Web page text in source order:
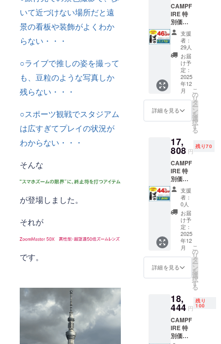
いて近づけない場所だと遠
景の看板や装飾がよくわか
らない・・・
○ライブで推しの姿を撮って
も、豆粒のような写真しか
残らない・・・
○スポーツ観戦でスタジアム
は広すぎてプレイの状況が
わからない・・・
そんな
が登場しました。
それが
です。
CAMPF
IRE 特
別価格
46%OF
F ズー
ムマス
ター
50X 1
セット
一般販
売予定
価格
31,800
円 →
17,172
円
送料
込）
46%オ
フで
13,992
円お
得！
支援
者：
29人
お届
け予
定：
2025
年12
月
詳細を見る
こ
の
リ
タ
ー
ン
を
選
択
す
る
17,
808 円
残り70
CAMPF
IRE 特
別価格
44%OF
F ズー
ムマス
ター
50X 1
セット
一般販
売予定
価格
31,800
円 →
17,808
円
送料
込）
44%オ
フで
15,900
円お
支援
者：
0人
お届
け予
定：
2025
年12
月
詳細を見る
こ
の
リ
タ
ー
ン
を
選
択
す
る
18,
444 円
残り
100
CAMPF
IRE 特
別価格